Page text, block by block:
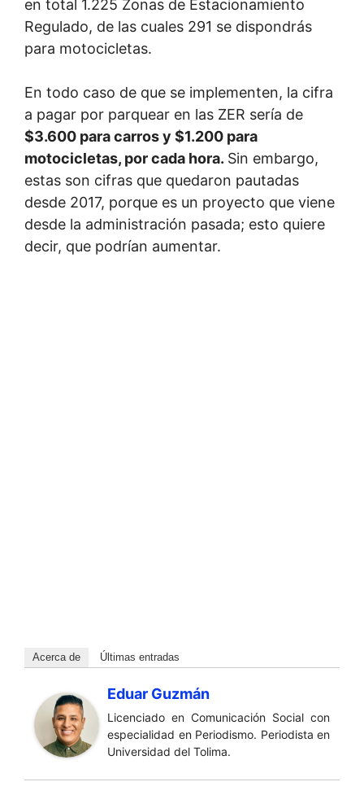
en total 1.225 Zonas de Estacionamiento
Regulado, de las cuales 291 se dispondrás
para motocicletas.
En todo caso de que se implementen, la cifra
a pagar por parquear en las ZER sería de
$3.600 para carros y $1.200 para
motocicletas, por cada hora. Sin embargo,
estas son cifras que quedaron pautadas
desde 2017, porque es un proyecto que viene
desde la administración pasada; esto quiere
decir, que podrían aumentar.
Acerca de Últimas entradas
Eduar Guzmán
Licenciado en Comunicación Social con
especialidad en Periodismo. Periodista en
Universidad del Tolima.